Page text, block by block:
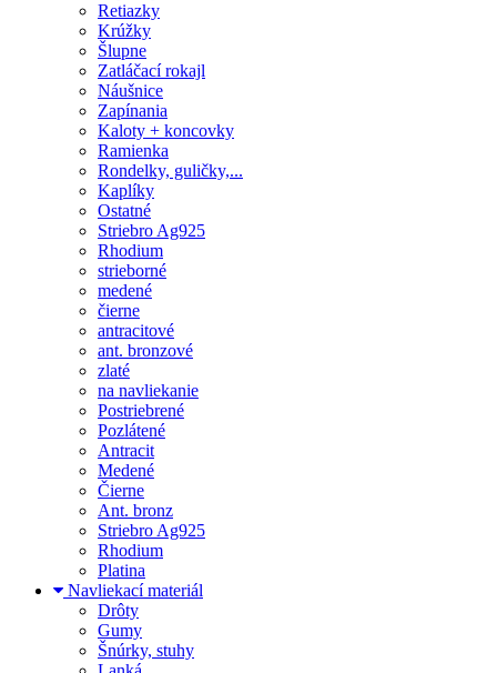
Retiazky
Krúžky
Šlupne
Zatláčací rokajl
Náušnice
Zapínania
Kaloty + koncovky
Ramienka
Rondelky, guličky,...
Kaplíky
Ostatné
Striebro Ag925
Rhodium
strieborné
medené
čierne
antracitové
ant. bronzové
zlaté
na navliekanie
Postriebrené
Pozlátené
Antracit
Medené
Čierne
Ant. bronz
Striebro Ag925
Rhodium
Platina
Navliekací materiál
Drôty
Gumy
Šnúrky, stuhy